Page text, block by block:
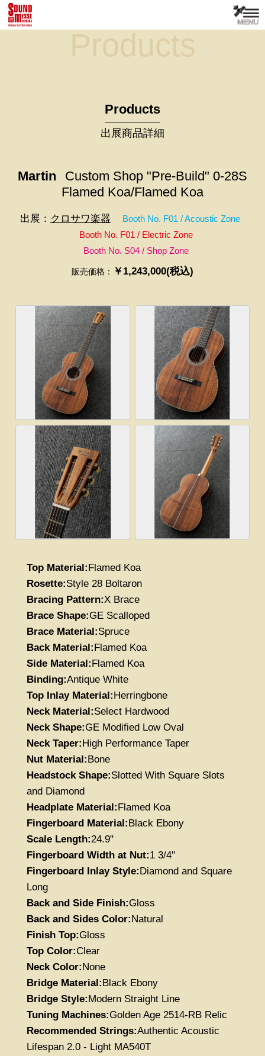
Products
Products
出展商品詳細
Martin
Custom Shop "Pre-Build" 0-28S
Flamed Koa/Flamed Koa
出展： クロサワ楽器
Booth No. F01 / Acoustic Zone
Booth No. F01 / Electric Zone
Booth No. S04 / Shop Zone
販売価格： ￥1,243,000(税込)
Top Material:Flamed Koa
Rosette:Style 28 Boltaron
Bracing Pattern:X Brace
Brace Shape:GE Scalloped
Brace Material:Spruce
Back Material:Flamed Koa
Side Material:Flamed Koa
Binding:Antique White
Top Inlay Material:Herringbone
Neck Material:Select Hardwood
Neck Shape:GE Modified Low Oval
Neck Taper:High Performance Taper
Nut Material:Bone
Headstock Shape:Slotted With Square Slots
and Diamond
Headplate Material:Flamed Koa
Fingerboard Material:Black Ebony
Scale Length:24.9"
Fingerboard Width at Nut:1 3/4''
Fingerboard Inlay Style:Diamond and Square
Long
Back and Side Finish:Gloss
Back and Sides Color:Natural
Finish Top:Gloss
Top Color:Clear
Neck Color:None
Bridge Material:Black Ebony
Bridge Style:Modern Straight Line
Tuning Machines:Golden Age 2514-RB Relic
Recommended Strings:Authentic Acoustic
Lifespan 2.0 - Light MA540T